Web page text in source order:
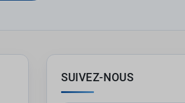
SUIVEZ-NOUS